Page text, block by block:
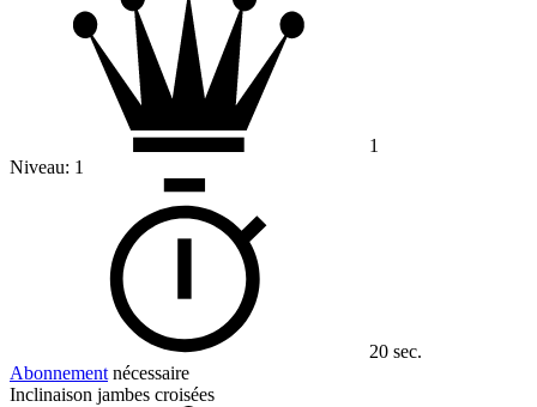
1
Niveau: 1
20 sec.
Abonnement nécessaire
Inclinaison jambes croisées